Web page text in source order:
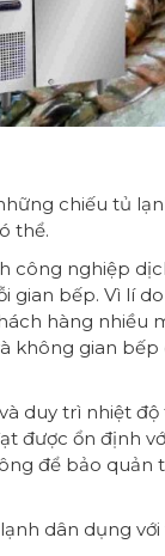
chiếu tủ
thể.
công nghiệp
gian bếp. Vì lí
hàng nhiều
không gian bếp
duy trì nhiệt độ
được ổn định
để bảo quản
dân dụng